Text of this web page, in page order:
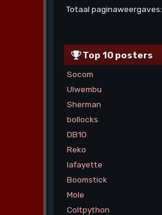
Totaal paginaweergaves:
Top 10 posters
Socom
Ulwembu
Sherman
bollocks
DB10
Reko
lafayette
Boomstick
Mole
Coltpython